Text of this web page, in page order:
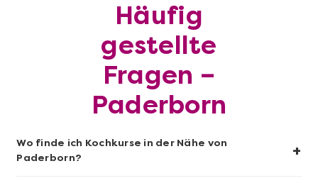
Sushi-Kochkurs@Home
Häufig
gestellte
Fragen –
Paderborn
Wo finde ich Kochkurse in der Nähe von
Paderborn?
+